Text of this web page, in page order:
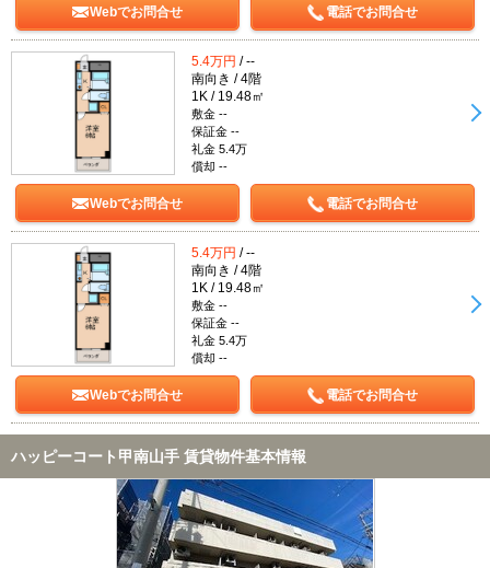
Webでお問合せ 電話でお問合せ
5.4万円 / --
南向き / 4階
1K / 19.48㎡
敷金 --
保証金 --
礼金 5.4万
償却 --
Webでお問合せ 電話でお問合せ
5.4万円 / --
南向き / 4階
1K / 19.48㎡
敷金 --
保証金 --
礼金 5.4万
償却 --
Webでお問合せ 電話でお問合せ
ハッピーコート甲南山手 賃貸物件基本情報